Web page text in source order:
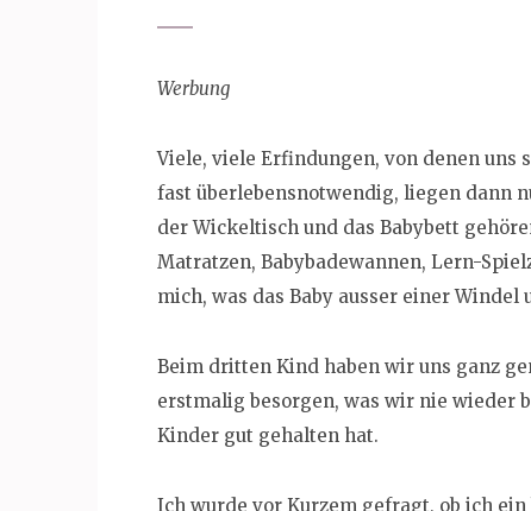
Werbung
Viele, viele Erfindungen, von denen uns
fast überlebensnotwendig, liegen dann
der Wickeltisch und das Babybett
Matratzen, Babybadewannen, Lern-
mich, was das Baby ausser einer
Beim dritten Kind haben wir uns ganz
erstmalig besorgen, was wir nie wieder
Kinder gut gehalten hat.
Ich wurde vor Kurzem gefragt, ob ich